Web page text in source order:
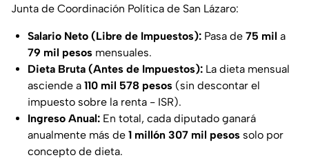
Junta de Coordinación Política de San Lázaro:
Salario Neto (Libre de Impuestos): Pasa de 75 mil a
79 mil pesos mensuales.
Dieta Bruta (Antes de Impuestos): La dieta mensual
asciende a 110 mil 578 pesos (sin descontar el
impuesto sobre la renta - ISR).
Ingreso Anual: En total, cada diputado ganará
anualmente más de 1 millón 307 mil pesos solo por
concepto de dieta.